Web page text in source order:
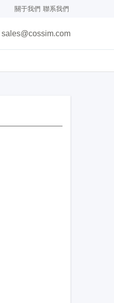
關于我們 聯系我們
sales@cossim.com